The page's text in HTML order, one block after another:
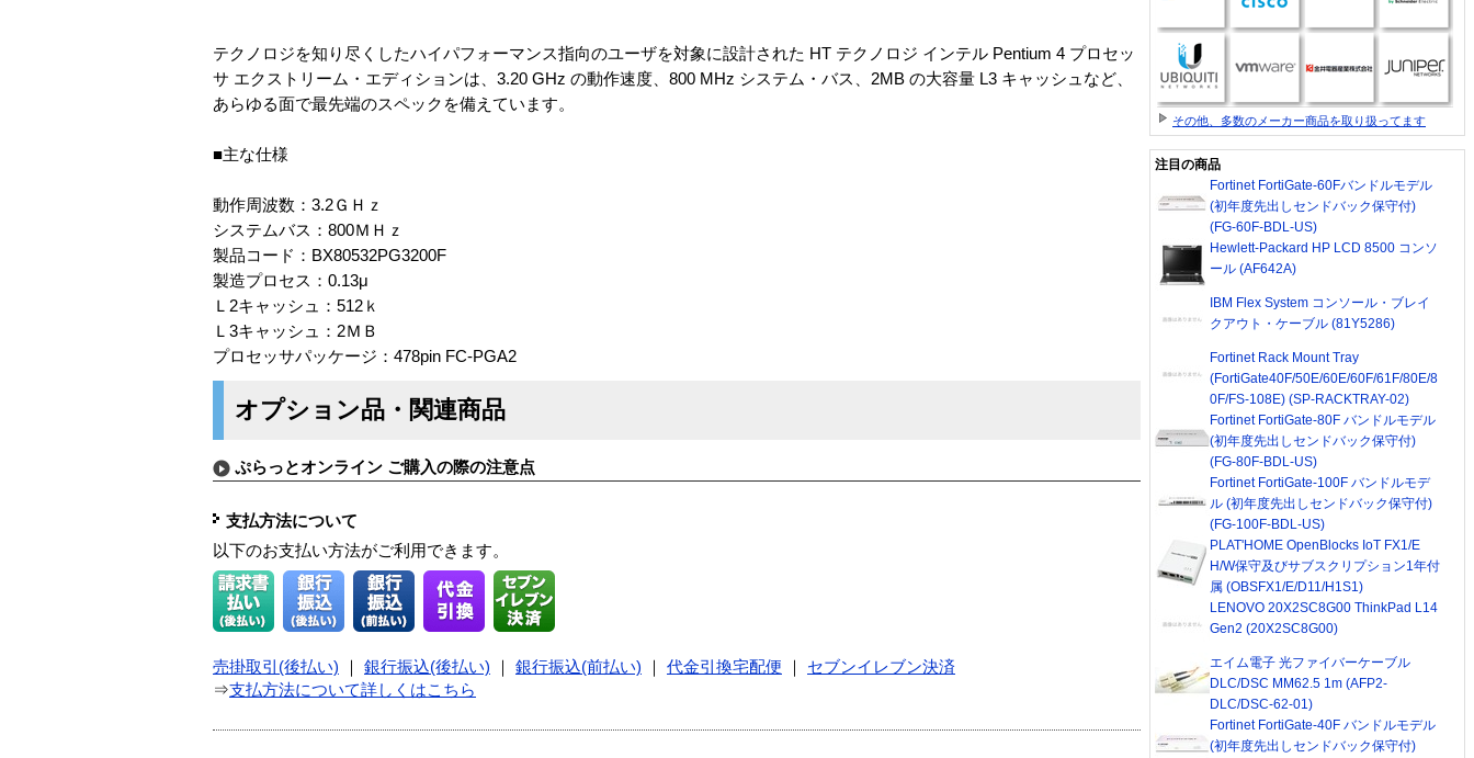
テクノロジを知り尽くしたハイパフォーマンス指向のユーザを対象に設計された HT テクノロジ インテル Pentium 4 プロセッ
サ エクストリーム・エディションは、3.20 GHz の動作速度、800 MHz システム・バス、2MB の大容量 L3 キャッシュなど、
あらゆる面で最先端のスペックを備えています。
■主な仕様
動作周波数：3.2ＧＨｚ
システムバス：800ＭＨｚ
製品コード：BX80532PG3200F
製造プロセス：0.13μ
Ｌ2キャッシュ：512ｋ
Ｌ3キャッシュ：2ＭＢ
プロセッサパッケージ：478pin FC-PGA2
オプション品・関連商品
ぷらっとオンライン ご購入の際の注意点
支払方法について
以下のお支払い方法がご利用できます。
売掛取引(後払い) 銀行振込(後払い) 銀行振込(前払い) 代金引換宅配便
セブンイレブン決済
⇒支払方法について詳しくはこちら
その他、多数のメーカー商品を取り扱ってます
注目の商品
Fortinet FortiGate-60Fバンドルモデル
(初年度先出しセンドバック保守付)
(FG-60F-BDL-US)
Hewlett-Packard HP LCD 8500 コンソ
ール (AF642A)
IBM Flex System コンソール・ブレイ
クアウト・ケーブル (81Y5286)
Fortinet Rack Mount Tray
(FortiGate40F/50E/60E/60F/61F/80E/8
0F/FS-108E) (SP-RACKTRAY-02)
Fortinet FortiGate-80F バンドルモデル
(初年度先出しセンドバック保守付)
(FG-80F-BDL-US)
Fortinet FortiGate-100F バンドルモデ
ル (初年度先出しセンドバック保守付)
(FG-100F-BDL-US)
PLAT'HOME OpenBlocks IoT FX1/E
H/W保守及びサブスクリプション1年付
属 (OBSFX1/E/D11/H1S1)
LENOVO 20X2SC8G00 ThinkPad L14
Gen2 (20X2SC8G00)
エイム電子 光ファイバーケーブル
DLC/DSC MM62.5 1m (AFP2-
DLC/DSC-62-01)
Fortinet FortiGate-40F バンドルモデル
(初年度先出しセンドバック保守付)